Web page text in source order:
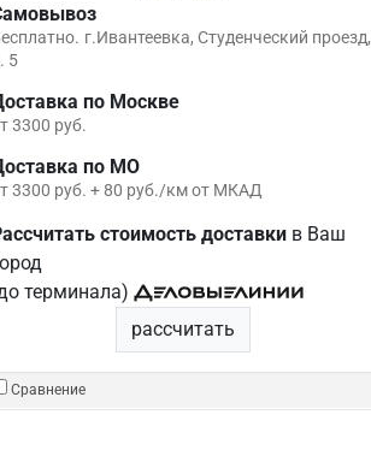
г.Ивантеевка, Студенческий проезд,
5
по Москве
3300 руб.
по МО
3300 руб. + 80 руб./км от МКАД
стоимость доставкив Ваш
терминала)
рассчитать
Сравнение